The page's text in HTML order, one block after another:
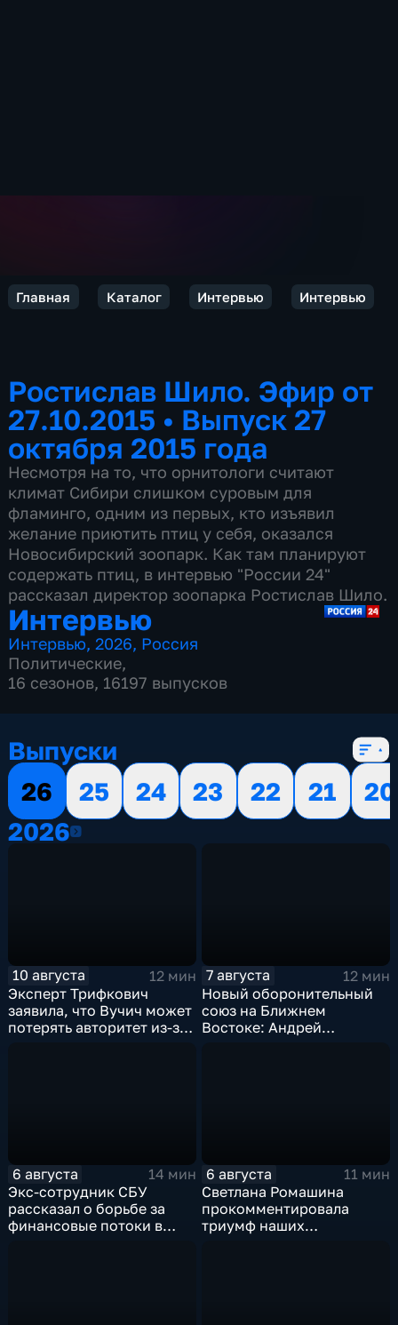
Главная Каталог Интервью Интервью
Ростислав Шило. Эфир от
27.10.2015 • Выпуск 27
октября 2015 года
Несмотря на то, что орнитологи считают
климат Сибири слишком суровым для
фламинго, одним из первых, кто изъявил
желание приютить птиц у себя, оказался
Новосибирский зоопарк. Как там планируют
содержать птиц, в интервью "России 24"
рассказал директор зоопарка Ростислав Шило.
Интервью
Интервью,2026, Россия
Политические,
16 сезонов, 16197 выпусков
Выпуски
26
25 24 23 22 21
20
20262026
10 августа
12 мин
Эксперт Трифкович
заявила, что Вучич может
потерять авторитет из-за
7 августа
12 мин
Новый оборонительный
союз на Ближнем
Востоке: Андрей
6 августа
14 мин
Экс-сотрудник СБУ
рассказал о борьбе за
финансовые потоки в
6 августа
11 мин
Светлана Ромашина
прокомментировала
триумф наших